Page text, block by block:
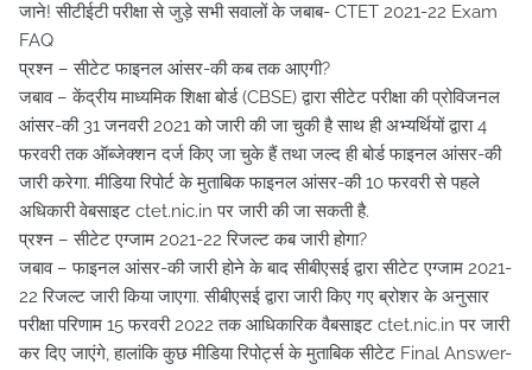
जाने! सीटीईटी परीक्षा से जुड़े सभी सवालों के जबाब- CTET 2021-22 Exam
FAQ
प्रश्न – सीटेट फाइनल आंसर-की कब तक आएगी?
जबाव – केंद्रीय माध्यमिक शिक्षा बोर्ड (CBSE) द्वारा सीटेट परीक्षा की प्रोविजनल
आंसर-की 31 जनवरी 2021 को जारी की जा चुकी है साथ ही अभ्यर्थियों द्वारा 4
फरवरी तक ऑब्जेक्शन दर्ज किए जा चुके हैं तथा जल्द ही बोर्ड फाइनल आंसर-की
जारी करेगा. मीडिया रिपोर्ट के मुताबिक फाइनल आंसर-की 10 फरवरी से पहले
अधिकारी वेबसाइट ctet.nic.in पर जारी की जा सकती है.
प्रश्न – सीटेट एग्जाम 2021-22 रिजल्ट कब जारी होगा?
जबाव – फाइनल आंसर-की जारी होने के बाद सीबीएसई द्वारा सीटेट एग्जाम 2021-
22 रिजल्ट जारी किया जाएगा. सीबीएसई द्वारा जारी किए गए ब्रोशर के अनुसार
परीक्षा परिणाम 15 फरवरी 2022 तक आधिकारिक वैबसाइट ctet.nic.in पर जारी
कर दिए जाएंगे, हालांकि कुछ मीडिया रिपोर्ट्स के मुताबिक सीटेट Final Answer-